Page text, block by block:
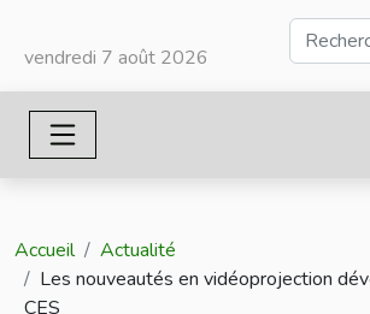
vendredi 7 août 2026
Accueil
Actualité
Les nouveautés en vidéoprojection
CES